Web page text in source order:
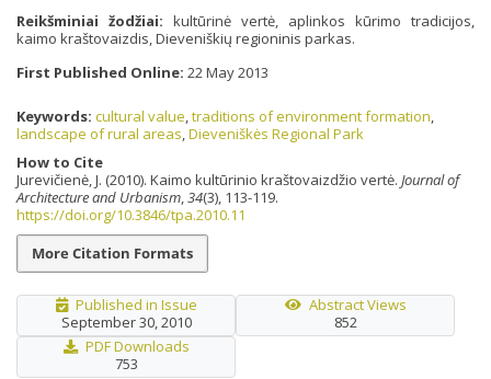
Reikšminiai žodžiai: kultūrinė vertė, aplinkos kūrimo tradicijos,
kaimo kraštovaizdis, Dieveniškių regioninis parkas.
First Published Online: 22 May 2013
Keywords: cultural value,traditions of environment formation,
landscape of rural areas,Dieveniškės Regional Park
How to Cite
Jurevičienė, J. (2010). Kaimo kultūrinio kraštovaizdžio vertė. Journal of
Architecture and Urbanism,34(3), 113-119.
https://doi.org/10.3846/tpa.2010.11
More Citation Formats
Published in Issue
September 30, 2010
Abstract Views
852
PDF Downloads
753